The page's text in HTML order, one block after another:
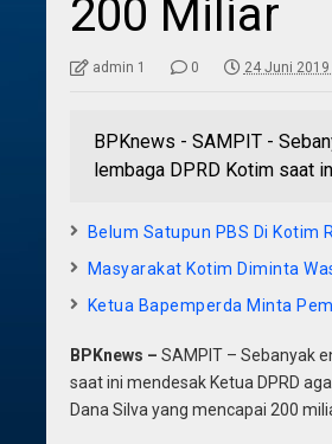
200 Miliar
admin 1 0 24 Juni 2019
BPKnews - SAMPIT -
lembaga DPRD Kotim saat
Belum Satupun PBS Di Kotim
Masyarakat Kotim Diminta
Ketua Bapemperda Minta
BPKnews – SAMPIT – Sebanyak
saat ini mendesak Ketua DPRD
Dana Silva yang mencapai 200